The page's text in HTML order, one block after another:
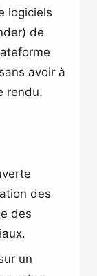
logiciels
de
avoir à
rendu.
des
des
un